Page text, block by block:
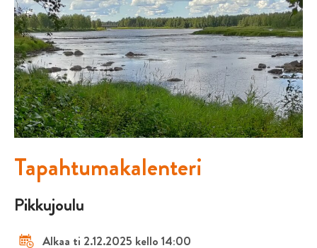
Tapahtumakalenteri
Pikkujoulu
Alkaa ti 2.12.2025 kello 14:00